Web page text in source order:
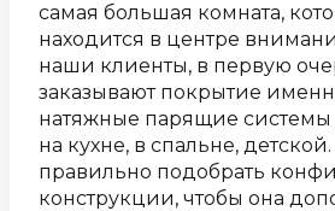
самая большая комната,
находится в центре
наши клиенты, в первую
заказывают покрытие
натяжные парящие системы
на кухне, в спальне,
правильно подобрать
конструкции, чтобы она